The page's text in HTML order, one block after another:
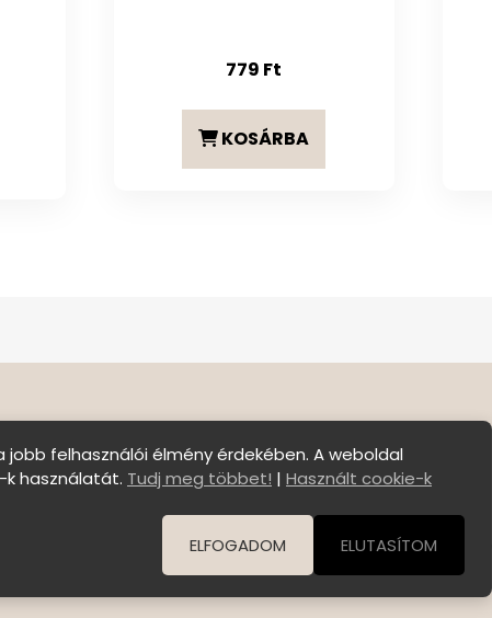
779 Ft
KOSÁRBA
2026 C E N T E R o f B E A U T Y | All Rights Reserved. | Designed
felhasználói élmény érdekében. A weboldal
használatát. Tudj meg többet! | Használt cookie-k
ELFOGADOM
ELUTASÍTOM